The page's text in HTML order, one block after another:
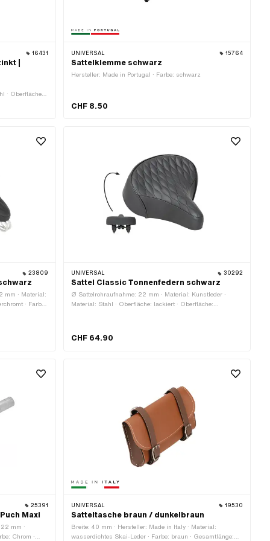
16431
|
· Oberfläche:
300 mm
UNIVERSAL 15764
Sattelklemme schwarz
Hersteller: Made in Portugal · Farbe: schwarz
CHF 8.50
23809
mm · Material:
· Farbe:
UNIVERSAL 30292
Sattel Classic Tonnenfedern schwarz
Ø Sattelrohraufnahme: 22 mm · Material: Kunstleder ·
Material: Stahl · Oberfläche: lackiert · Oberfläche:
Stk.
CHF 64.90
25391
Maxi
mm ·
Chrom ·
UNIVERSAL 19530
Satteltasche braun / dunkelbraun
Breite: 40 mm · Hersteller: Made in Italy · Material:
wasserdichtes Skai-Leder · Farbe: braun · Gesamtlänge: